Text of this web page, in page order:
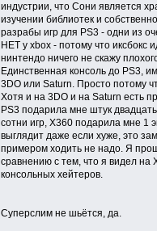
индустрии, что Сони является
изучении библиотек и
разрабы игр для PS3 - одни из
НЕТ у xbox - потому что иксбокс
нинтендо ничего не скажу
Единственная консоль до PS3,
3DO или Saturn. Просто потому
Хотя и на 3DO и на Saturn есть
PS3 подарила мне штук
сотни игр, X360 подарила мне 1
выглядит даже если хуже, это
примером ходить не надо. Я
сравнению с тем, что я видел на
консольных хейтеров.
Суперслим не шьётся, да.